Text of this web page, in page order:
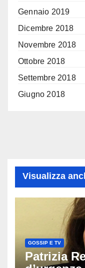
Gennaio 2019
Dicembre 2018
Novembre 2018
Ottobre 2018
Settembre 2018
Giugno 2018
Visualizza
GOSSIP E TV
Patrizia